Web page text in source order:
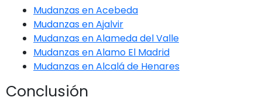
Mudanzas en Acebeda
Mudanzas en Ajalvir
Mudanzas en Alameda del Valle
Mudanzas en Alamo El Madrid
Mudanzas en Alcalá de Henares
Conclusión